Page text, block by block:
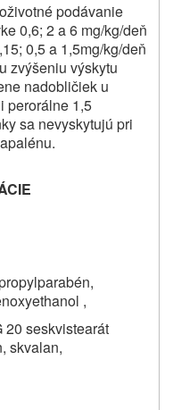
podávanie
0,6; 2 a 6 mg/kg/deň
0,5 a 1,5mg/kg/deň
zvýšeniu výskytu
nadobličiek u
perorálne 1,5
sa nevyskytujú pri
,
20 seskvistearát
skvalan,